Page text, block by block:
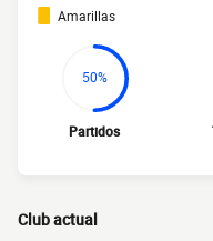
Amarillas
50%
Partidos
Club actual